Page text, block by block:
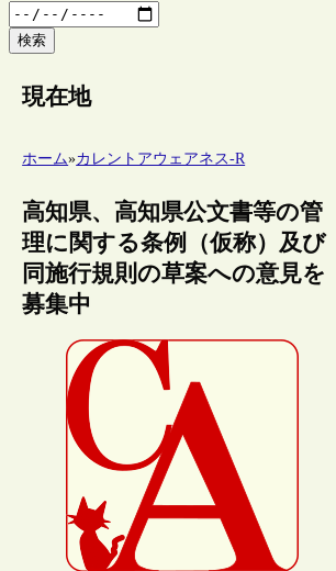
検索
現在地
ホーム»カレントアウェアネス-R
高知県、高知県公文書等の管
理に関する条例（仮称）及び
同施行規則の草案への意見を
募集中